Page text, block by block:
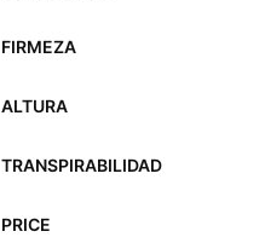
FIRMEZA
ALTURA
TRANSPIRABILIDAD
PRICE